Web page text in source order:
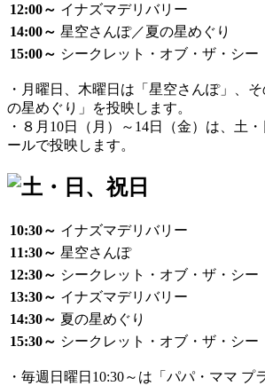
12:00～ イナズマデリバリー
14:00～ 星空さんぽ／夏の星めぐり
15:00～ シークレット・オブ・ザ・シー
・月曜日、木曜日は「星空さんぽ」、
の星めぐり」を投映します。
・８月10日（月）～14日（金）は、土
ールで投映します。
10:30～ イナズマデリバリー
11:30～ 星空さんぽ
12:30～ シークレット・オブ・ザ・シー
13:30～ イナズマデリバリー
14:30～ 夏の星めぐり
15:30～ シークレット・オブ・ザ・シー
・毎週日曜日10:30～は「パパ・ママ プ